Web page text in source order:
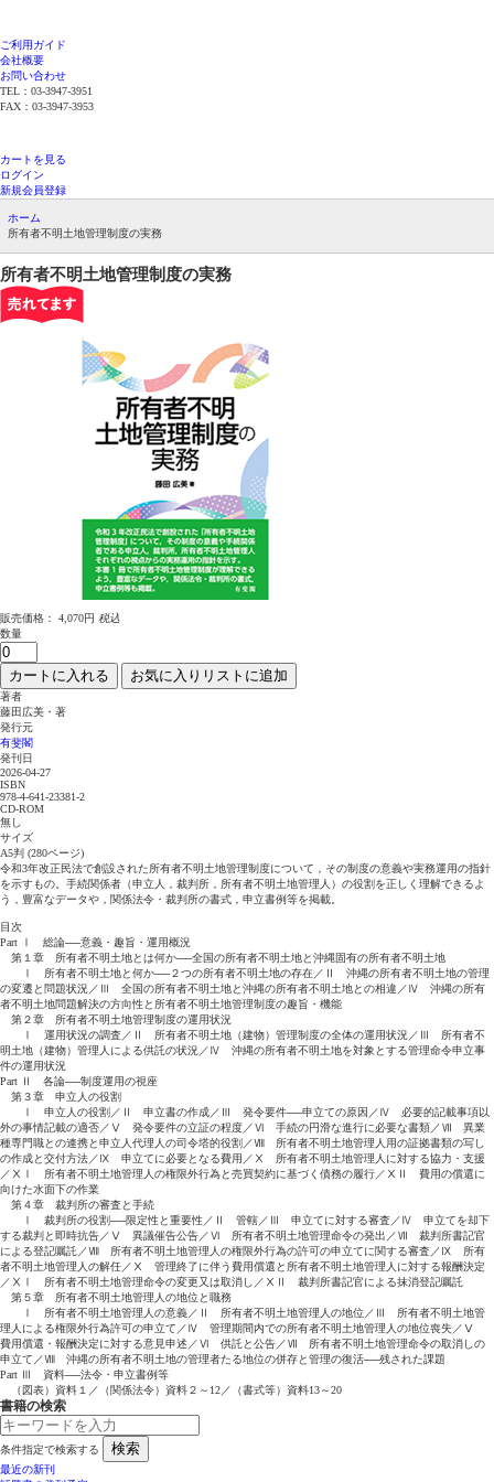
ご利用ガイド
会社概要
お問い合わせ
TEL：03-3947-3951
FAX：03-3947-3953
カートを見る
ログイン
新規会員登録
ホーム
所有者不明土地管理制度の実務
所有者不明土地管理制度の実務
販売価格： 4,070円 税込
数量
カートに入れる お気に入りリストに追加
著者
藤田広美・著
発行元
有斐閣
発刊日
2026-04-27
ISBN
978-4-641-23381-2
CD-ROM
無し
サイズ
A5判 (280ページ)
令和3年改正民法で創設された所有者不明土地管理制度について，その制度の意義や実務運用の指針
を示すもの。手続関係者（申立人，裁判所，所有者不明土地管理人）の役割を正しく理解できるよ
う，豊富なデータや，関係法令・裁判所の書式，申立書例等を掲載。
目次
Part Ⅰ 総論──意義・趣旨・運用概況
第１章 所有者不明土地とは何か──全国の所有者不明土地と沖縄固有の所有者不明土地
Ⅰ 所有者不明土地と何か──２つの所有者不明土地の存在／Ⅱ 沖縄の所有者不明土地の管理
の変遷と問題状況／Ⅲ 全国の所有者不明土地と沖縄の所有者不明土地との相違／Ⅳ 沖縄の所有
者不明土地問題解決の方向性と所有者不明土地管理制度の趣旨・機能
第２章 所有者不明土地管理制度の運用状況
Ⅰ 運用状況の調査／Ⅱ 所有者不明土地（建物）管理制度の全体の運用状況／Ⅲ 所有者不
明土地（建物）管理人による供託の状況／Ⅳ 沖縄の所有者不明土地を対象とする管理命令申立事
件の運用状況
Part Ⅱ 各論──制度運用の視座
第３章 申立人の役割
Ⅰ 申立人の役割／Ⅱ 申立書の作成／Ⅲ 発令要件──申立ての原因／Ⅳ 必要的記載事項以
外の事情記載の適否／Ⅴ 発令要件の立証の程度／Ⅵ 手続の円滑な進行に必要な書類／Ⅶ 異業
種専門職との連携と申立人代理人の司令塔的役割／Ⅷ 所有者不明土地管理人用の証拠書類の写し
の作成と交付方法／Ⅸ 申立てに必要となる費用／Ⅹ 所有者不明土地管理人に対する協力・支援
／ⅩⅠ 所有者不明土地管理人の権限外行為と売買契約に基づく債務の履行／ⅩⅡ 費用の償還に
向けた水面下の作業
第４章 裁判所の審査と手続
Ⅰ 裁判所の役割──限定性と重要性／Ⅱ 管轄／Ⅲ 申立てに対する審査／Ⅳ 申立てを却下
する裁判と即時抗告／Ⅴ 異議催告公告／Ⅵ 所有者不明土地管理命令の発出／Ⅶ 裁判所書記官
による登記嘱託／Ⅷ 所有者不明土地管理人の権限外行為の許可の申立てに関する審査／Ⅸ 所有
者不明土地管理人の解任／Ⅹ 管理終了に伴う費用償還と所有者不明土地管理人に対する報酬決定
／ⅩⅠ 所有者不明土地管理命令の変更又は取消し／ⅩⅡ 裁判所書記官による抹消登記嘱託
第５章 所有者不明土地管理人の地位と職務
Ⅰ 所有者不明土地管理人の意義／Ⅱ 所有者不明土地管理人の地位／Ⅲ 所有者不明土地管
理人による権限外行為許可の申立て／Ⅳ 管理期間内での所有者不明土地管理人の地位喪失／Ⅴ
費用償還・報酬決定に対する意見申述／Ⅵ 供託と公告／Ⅶ 所有者不明土地管理命令の取消しの
申立て／Ⅷ 沖縄の所有者不明土地の管理者たる地位の併存と管理の復活──残された課題
Part Ⅲ 資料──法令・申立書例等
（図表）資料１／（関係法令）資料２～12／（書式等）資料13～20
書籍の検索
条件指定で検索する 検索
最近の新刊